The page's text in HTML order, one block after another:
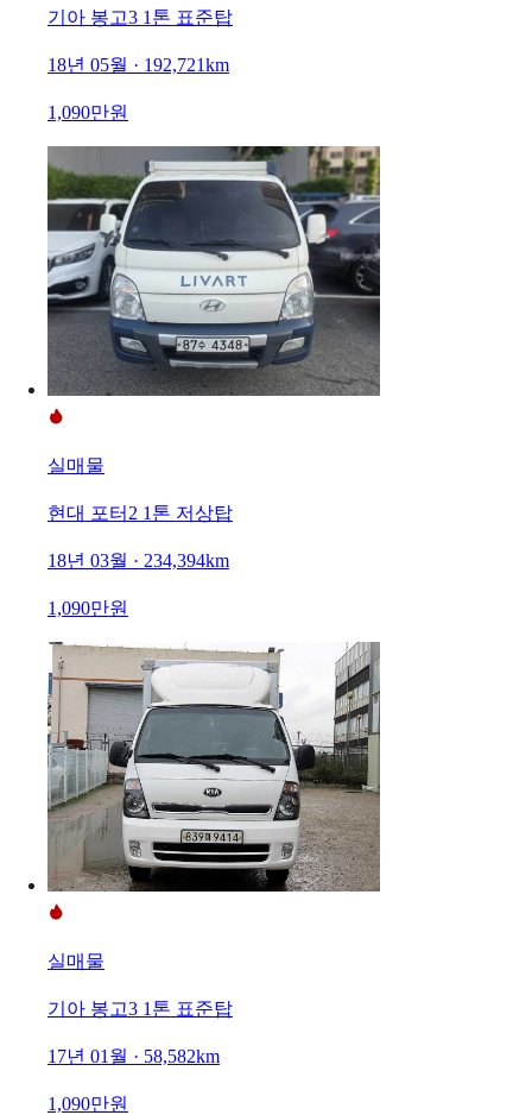
기아 봉고3 1톤 표준탑
18년 05월 · 192,721km
1,090만원
실매물
현대 포터2 1톤 저상탑
18년 03월 · 234,394km
1,090만원
실매물
기아 봉고3 1톤 표준탑
17년 01월 · 58,582km
1,090만원